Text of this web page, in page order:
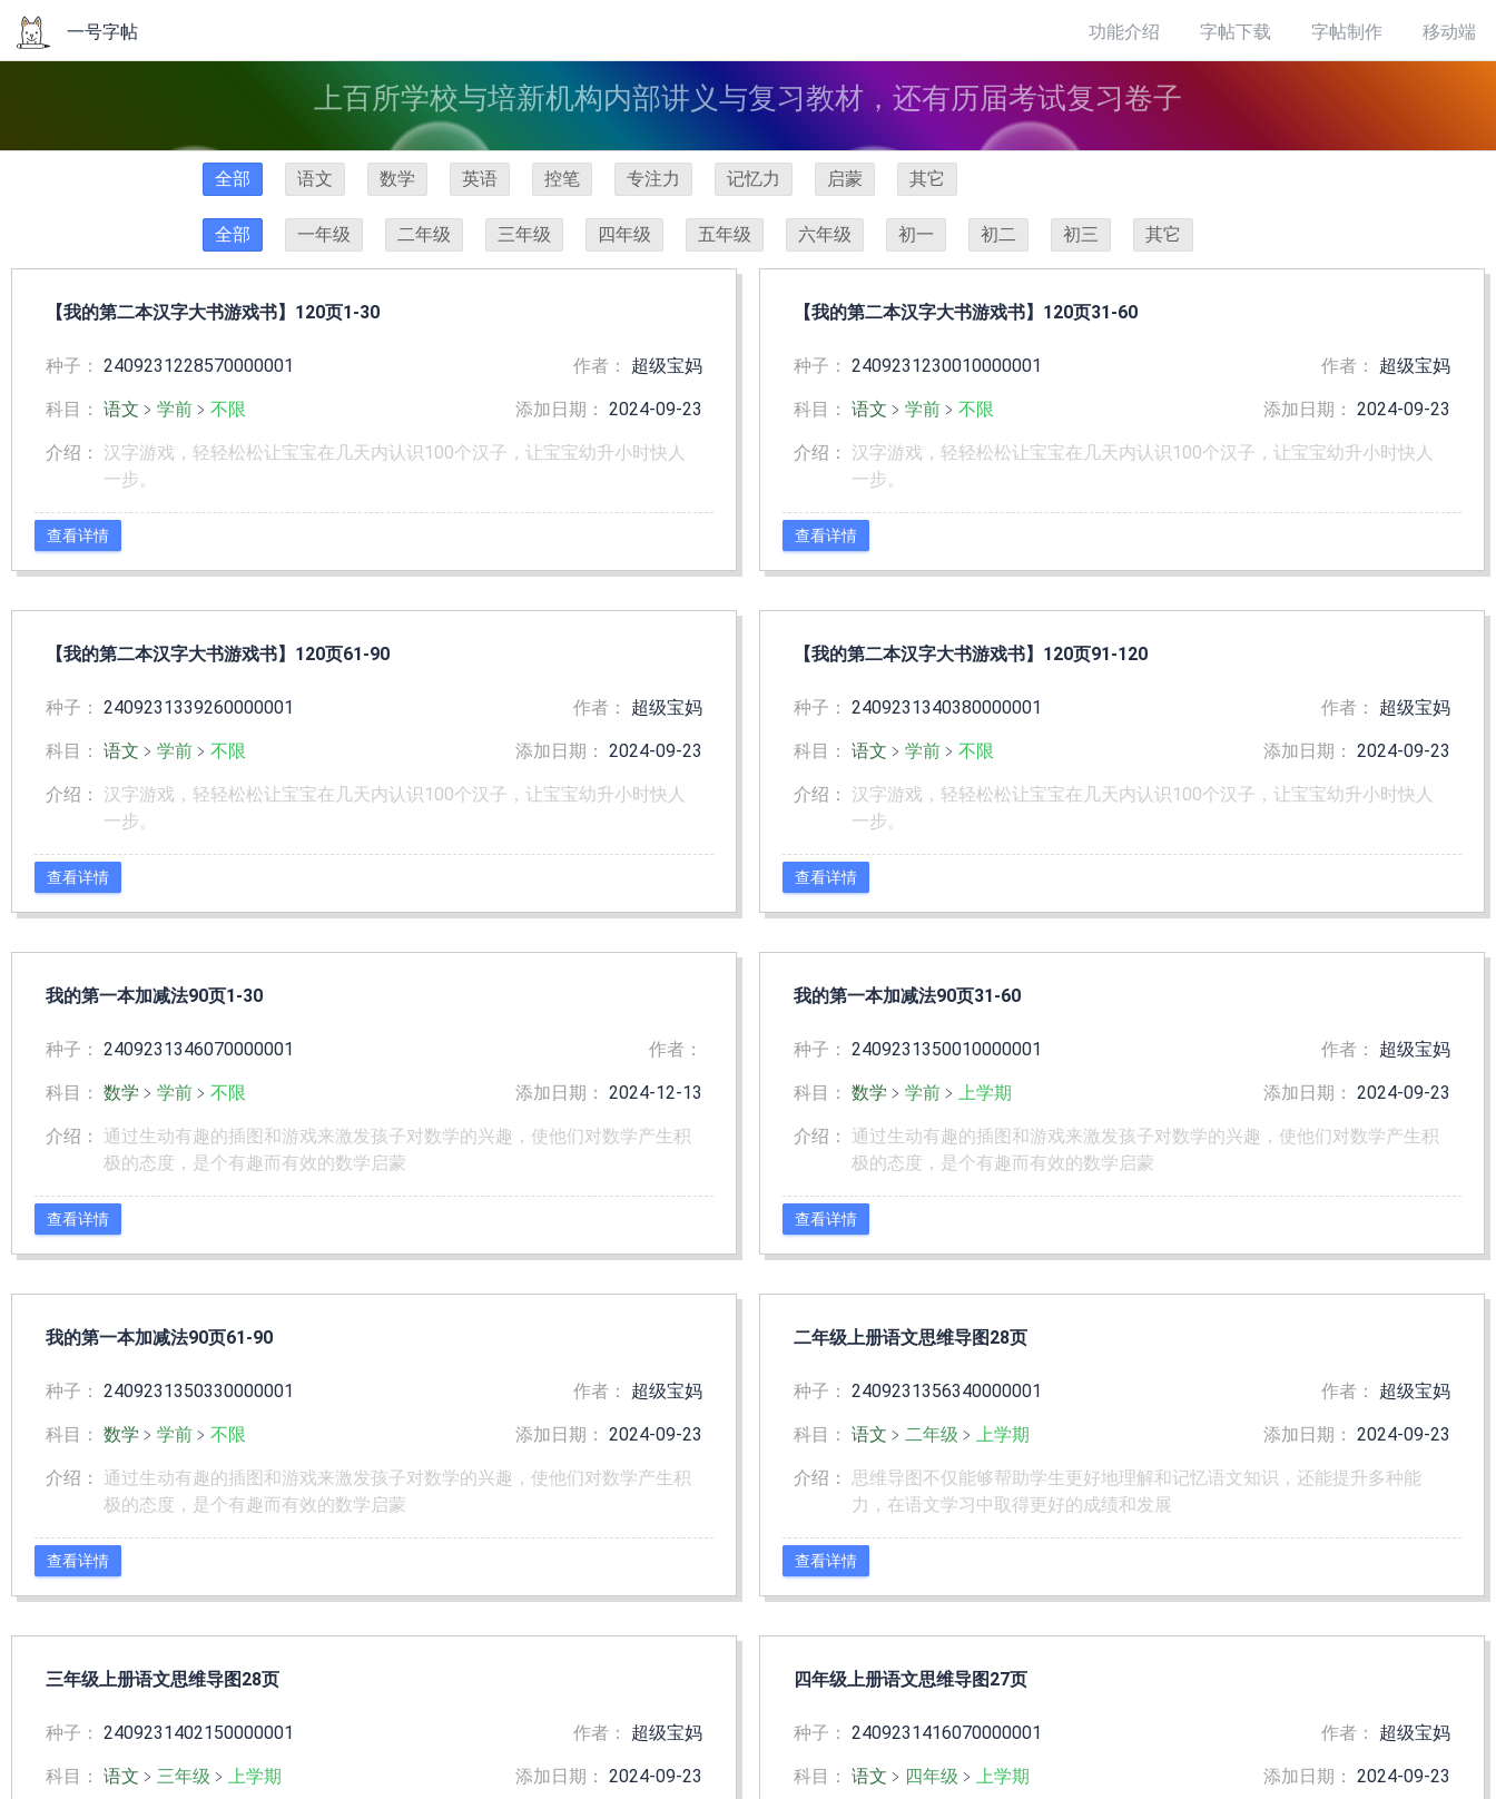
一号字帖 功能介绍 字帖下载 字帖制作 移动端
上百所学校与培新机构内部讲义与复习教材，还有历届考试复习卷子
全部 语文 数学 英语 控笔 专注力 记忆力 启蒙 其它
全部 一年级 二年级 三年级 四年级 五年级 六年级 初一 初二 初三 其它
【我的第二本汉字大书游戏书】120页1-30
种子： 2409231228570000001 作者： 超级宝妈
科目： 语文 ﹥ 学前 ﹥ 不限 添加日期： 2024-09-23
介绍：
汉字游戏，轻轻松松让宝宝在几天内认识100个汉子，让宝宝幼升小时快人
一步。
查看详情
【我的第二本汉字大书游戏书】120页31-60
种子： 2409231230010000001 作者： 超级宝妈
科目： 语文 ﹥ 学前 ﹥ 不限 添加日期： 2024-09-23
介绍：
汉字游戏，轻轻松松让宝宝在几天内认识100个汉子，让宝宝幼升小时快人
一步。
查看详情
【我的第二本汉字大书游戏书】120页61-90
种子： 2409231339260000001 作者： 超级宝妈
科目： 语文 ﹥ 学前 ﹥ 不限 添加日期： 2024-09-23
介绍：
汉字游戏，轻轻松松让宝宝在几天内认识100个汉子，让宝宝幼升小时快人
一步。
查看详情
【我的第二本汉字大书游戏书】120页91-120
种子： 2409231340380000001 作者： 超级宝妈
科目： 语文 ﹥ 学前 ﹥ 不限 添加日期： 2024-09-23
介绍：
汉字游戏，轻轻松松让宝宝在几天内认识100个汉子，让宝宝幼升小时快人
一步。
查看详情
我的第一本加减法90页1-30
种子： 2409231346070000001 作者：
科目： 数学 ﹥ 学前 ﹥ 不限 添加日期： 2024-12-13
介绍：
通过生动有趣的插图和游戏来激发孩子对数学的兴趣，使他们对数学产生积
极的态度，是个有趣而有效的数学启蒙
查看详情
我的第一本加减法90页31-60
种子： 2409231350010000001 作者： 超级宝妈
科目： 数学 ﹥ 学前 ﹥ 上学期 添加日期： 2024-09-23
介绍：
通过生动有趣的插图和游戏来激发孩子对数学的兴趣，使他们对数学产生积
极的态度，是个有趣而有效的数学启蒙
查看详情
我的第一本加减法90页61-90
种子： 2409231350330000001 作者： 超级宝妈
科目： 数学 ﹥ 学前 ﹥ 不限 添加日期： 2024-09-23
介绍：
通过生动有趣的插图和游戏来激发孩子对数学的兴趣，使他们对数学产生积
极的态度，是个有趣而有效的数学启蒙
查看详情
二年级上册语文思维导图28页
种子： 2409231356340000001 作者： 超级宝妈
科目： 语文 ﹥ 二年级 ﹥ 上学期 添加日期： 2024-09-23
介绍：
思维导图不仅能够帮助学生更好地理解和记忆语文知识，还能提升多种能
力，在语文学习中取得更好的成绩和发展
查看详情
三年级上册语文思维导图28页
种子： 2409231402150000001 作者： 超级宝妈
科目： 语文 ﹥ 三年级 ﹥ 上学期 添加日期： 2024-09-23
四年级上册语文思维导图27页
种子： 2409231416070000001 作者： 超级宝妈
科目： 语文 ﹥ 四年级 ﹥ 上学期 添加日期： 2024-09-23